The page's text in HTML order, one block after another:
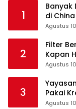
1
Banyak
di China
Agustus
2
Filter
Kapan
Agustus
3
Pakai
Padel
Agustus